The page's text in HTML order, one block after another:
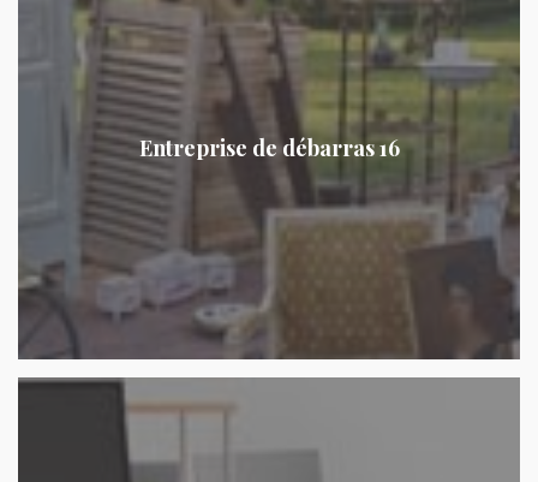
Entreprise de débarras 16